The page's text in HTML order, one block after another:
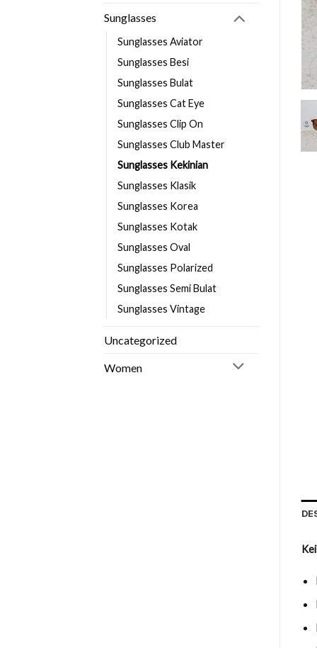
Sunglasses
Sunglasses Aviator
Sunglasses Besi
Sunglasses Bulat
Sunglasses Cat Eye
Sunglasses Clip On
Sunglasses Club Master
Sunglasses Kekinian
Sunglasses Klasik
Sunglasses Korea
Sunglasses Kotak
Sunglasses Oval
Sunglasses Polarized
Sunglasses Semi Bulat
Sunglasses Vintage
Uncategorized
Women